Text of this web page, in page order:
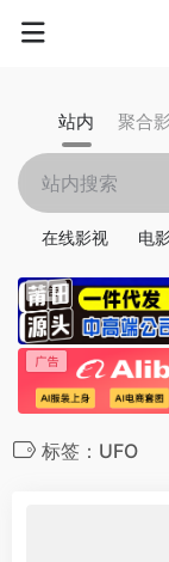
站内 聚合
在线影视 电
标签：UFO